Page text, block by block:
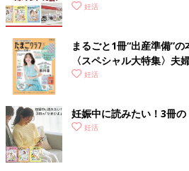
妊活
まるごと1冊“出産準備”の
〈スペシャル大特集〉夫
妊活
妊娠中に読みたい！3冊の
妊活